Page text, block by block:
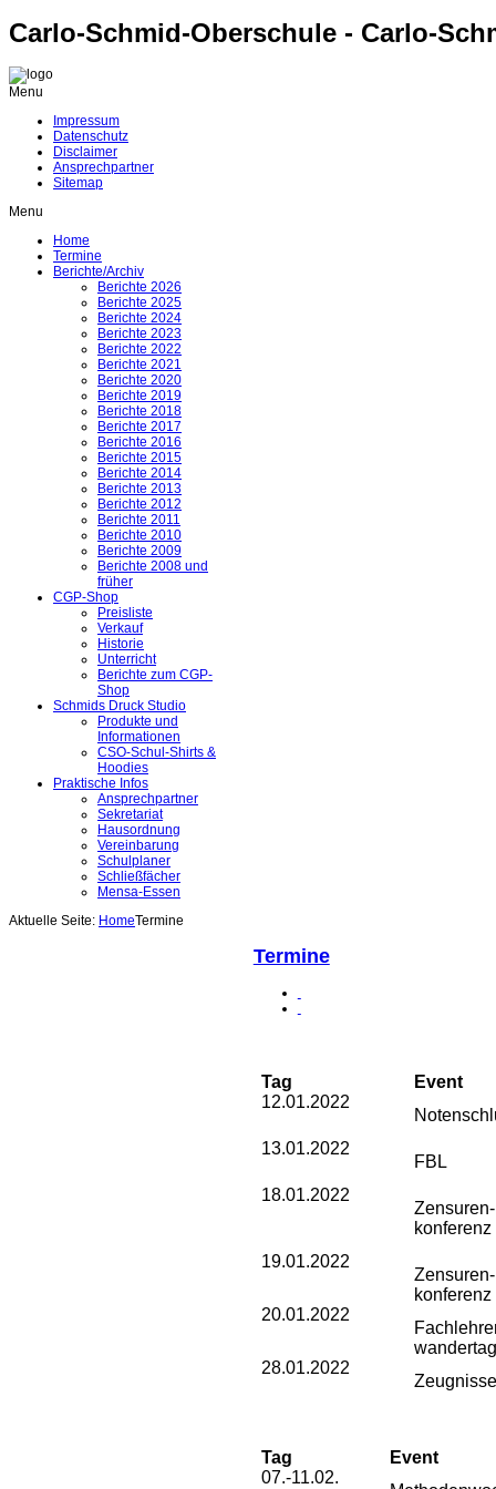
Carlo-Schmid-Oberschule - Carlo-
Menu
Impressum
Datenschutz
Disclaimer
Ansprechpartner
Sitemap
Menu
Home
Termine
Berichte/Archiv
Berichte 2026
Berichte 2025
Berichte 2024
Berichte 2023
Berichte 2022
Berichte 2021
Berichte 2020
Berichte 2019
Berichte 2018
Berichte 2017
Berichte 2016
Berichte 2015
Berichte 2014
Berichte 2013
Berichte 2012
Berichte 2011
Berichte 2010
Berichte 2009
Berichte 2008 und
früher
CGP-Shop
Preisliste
Verkauf
Historie
Unterricht
Berichte zum CGP-
Shop
Schmids Druck Studio
Produkte und
Informationen
CSO-Schul-Shirts &
Hoodies
Praktische Infos
Ansprechpartner
Sekretariat
Hausordnung
Vereinbarung
Schulplaner
Schließfächer
Mensa-Essen
Aktuelle Seite: HomeTermine
Termine
Tag
Event
12.01.2022
13.01.2022
FBL
18.01.2022
Zensuren-
konferenz
19.01.2022
Zensuren-
konferenz
20.01.2022
wandertag
28.01.2022
Zeugnisse
Tag
Event
07.-11.02.